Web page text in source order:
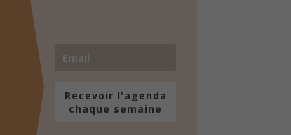
Recevoir l'agenda
chaque semaine